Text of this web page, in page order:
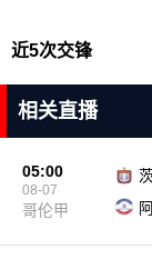
近5次交锋
相关直播
05:00
08-07
哥伦甲